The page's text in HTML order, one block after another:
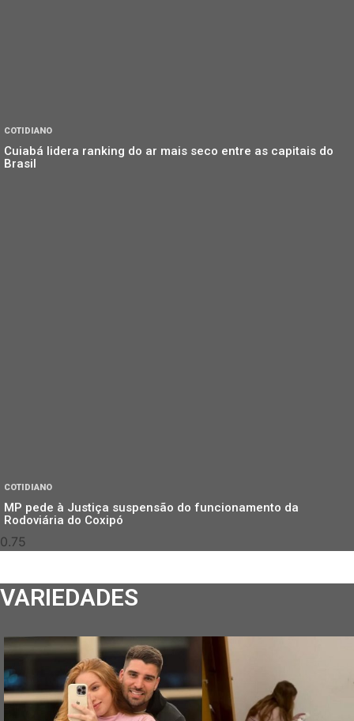
COTIDIANO
Cuiabá lidera ranking do ar mais seco entre as capitais do
Brasil
COTIDIANO
MP pede à Justiça suspensão do funcionamento da
Rodoviária do Coxipó
VARIEDADES